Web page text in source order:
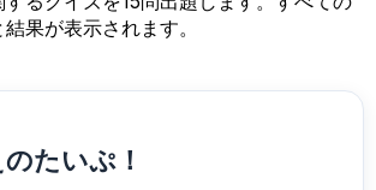
果が表示されます。
たいぷ！